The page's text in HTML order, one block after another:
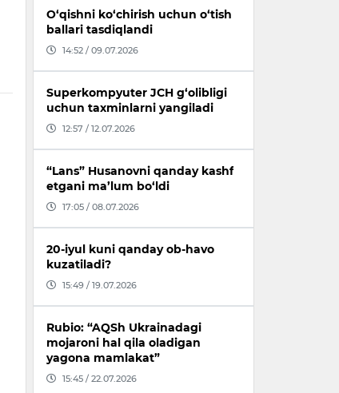
O‘qishni ko‘chirish uchun o‘tish
ballari tasdiqlandi
14:52 / 09.07.2026
Superkompyuter JCH g‘olibligi
uchun taxminlarni yangiladi
12:57 / 12.07.2026
“Lans” Husanovni qanday kashf
etgani ma’lum bo‘ldi
17:05 / 08.07.2026
20-iyul kuni qanday ob-havo
kuzatiladi?
15:49 / 19.07.2026
Rubio: “AQSh Ukrainadagi
mojaroni hal qila oladigan
yagona mamlakat”
15:45 / 22.07.2026